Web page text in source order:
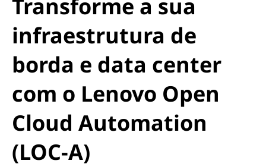
Transforme a sua
infraestrutura de
borda e data center
com o Lenovo Open
Cloud Automation
(LOC-A)